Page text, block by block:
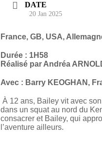
DATE
20 Jan 2025
France, GB, USA,
Durée : 1H58
Réalisé par
Avec : Barry KEOGHAN,
À 12 ans, Bailey vit avec
dans un squat au nord du
consacrer et Bailey, qui
l’aventure ailleurs.